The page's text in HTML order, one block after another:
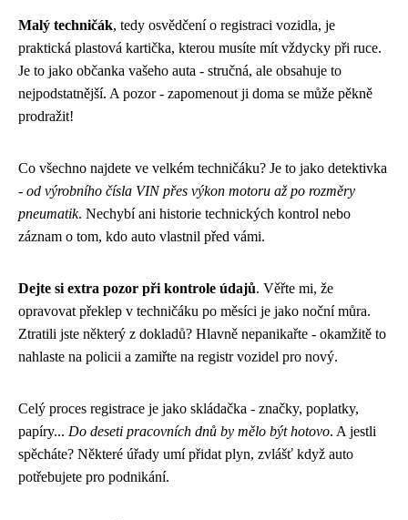
Malý techničák, tedy osvědčení o registraci vozidla, je
praktická plastová kartička, kterou musíte mít vždycky při ruce.
Je to jako občanka vašeho auta - stručná, ale obsahuje to
nejpodstatnější. A pozor - zapomenout ji doma se může pěkně
prodražit!
Co všechno najdete ve velkém techničáku? Je to jako detektivka
- od výrobního čísla VIN přes výkon motoru až po rozměry
pneumatik. Nechybí ani historie technických kontrol nebo
záznam o tom, kdo auto vlastnil před vámi.
Dejte si extra pozor při kontrole údajů. Věřte mi, že
opravovat překlep v techničáku po měsíci je jako noční můra.
Ztratili jste některý z dokladů? Hlavně nepanikařte - okamžitě to
nahlaste na policii a zamiřte na registr vozidel pro nový.
Celý proces registrace je jako skládačka - značky, poplatky,
papíry... Do deseti pracovních dnů by mělo být hotovo. A jestli
spěcháte? Některé úřady umí přidat plyn, zvlášť když auto
potřebujete pro podnikání.